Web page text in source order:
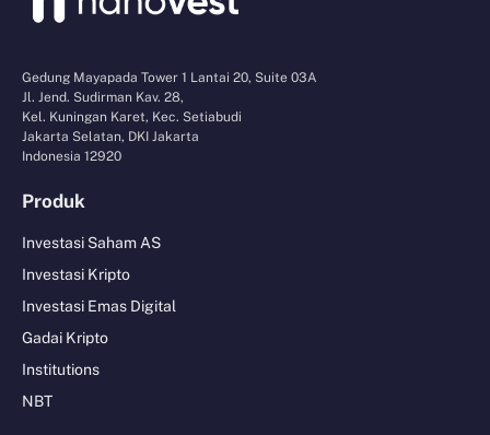
Gedung Mayapada Tower 1 Lantai 20, Suite 03A
Jl. Jend. Sudirman Kav. 28,
Kel. Kuningan Karet, Kec. Setiabudi
Jakarta Selatan, DKI Jakarta
Indonesia 12920
Produk
Investasi Saham AS
Investasi Kripto
Investasi Emas Digital
Gadai Kripto
Institutions
NBT